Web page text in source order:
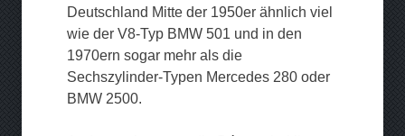
Deutschland Mitte der 1950er ähnlich viel
wie der V8-Typ BMW 501 und in den
1970ern sogar mehr als die
Sechszylinder-Typen Mercedes 280 oder
BMW 2500.